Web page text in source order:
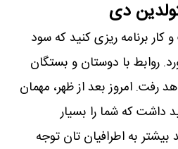
دی
برنامه ریزی کنید که سود
روابط با دوستان و بستگان
رفت. امروز بعد از ظهر، مهمان
داشت که شما را بسیار
به اطرافیان تان توجه